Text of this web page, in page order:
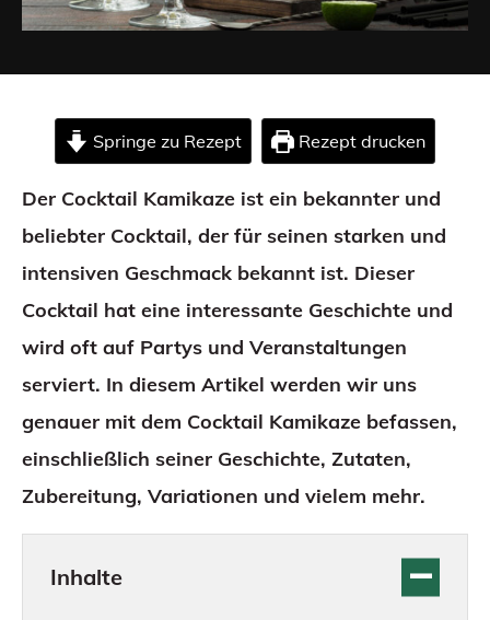
Springe zu Rezept Rezept drucken
Der Cocktail Kamikaze ist ein bekannter und
beliebter Cocktail, der für seinen starken und
intensiven Geschmack bekannt ist. Dieser
Cocktail hat eine interessante Geschichte und
wird oft auf Partys und Veranstaltungen
serviert. In diesem Artikel werden wir uns
genauer mit dem Cocktail Kamikaze befassen,
einschließlich seiner Geschichte, Zutaten,
Zubereitung, Variationen und vielem mehr.
Inhalte